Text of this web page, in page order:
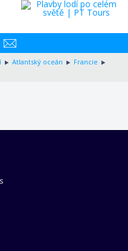
Atlantský oceán
Francie